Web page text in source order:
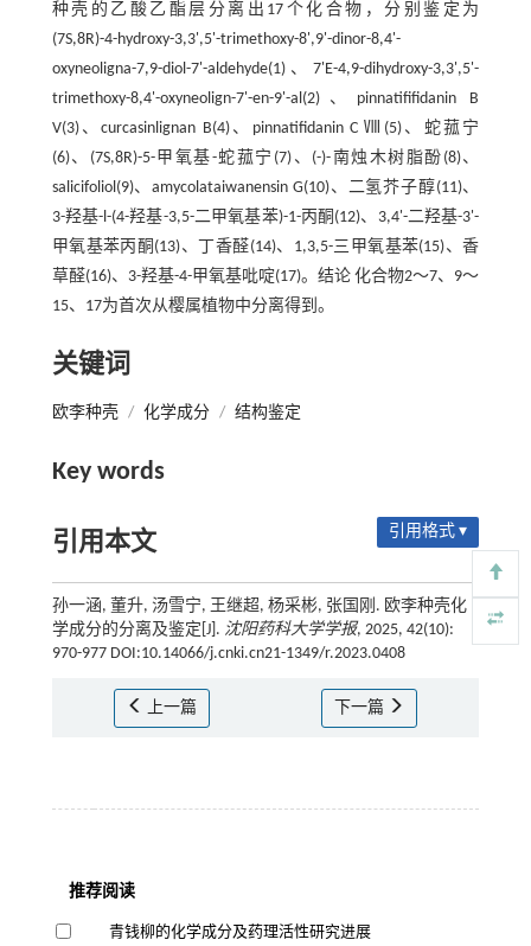
种壳的乙酸乙酯层分离出17个化合物，分别鉴定为
(7S,8R)-4-hydroxy-3,3',5'-trimethoxy-8',9'-dinor-8,4'-
oxyneoligna-7,9-diol-7'-aldehyde(1)、7'E-4,9-dihydroxy-3,3',5'-
trimethoxy-8,4'-oxyneolign-7'-en-9'-al(2)、pinnatififidanin B
V(3)、curcasinlignan B(4)、pinnatifidanin C Ⅷ(5)、蛇菰宁
(6)、(7S,8R)-5-甲氧基-蛇菰宁(7)、(-)-南烛木树脂酚(8)、
salicifoliol(9)、amycolataiwanensin G(10)、二氢芥子醇(11)、
3-羟基-l-(4-羟基-3,5-二甲氧基苯)-1-丙酮(12)、3,4'-二羟基-3'-
甲氧基苯丙酮(13)、丁香醛(14)、1,3,5-三甲氧基苯(15)、香
草醛(16)、3-羟基-4-甲氧基吡啶(17)。结论 化合物2～7、9～
15、17为首次从樱属植物中分离得到。
关键词
欧李种壳 / 化学成分 / 结构鉴定
Key words
引用本文 引用格式 ▾
孙一涵, 董升, 汤雪宁, 王继超, 杨采彬, 张国刚. 欧李种壳化
学成分的分离及鉴定[J]. 沈阳药科大学学报, 2025, 42(10):
970-977 DOI:10.14066/j.cnki.cn21-1349/r.2023.0408
上一篇 下一篇